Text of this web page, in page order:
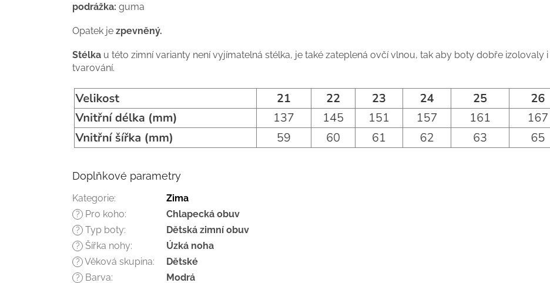
podrážka: guma
Opatek je zpevněný.
Stélka u této zimní varianty není vyjímatelná stélka, je také zateplená ovčí vlnou, tak aby boty dobře izolovaly
tvarování.
Doplňkové parametry
Kategorie: Zima
? Pro koho: Chlapecká obuv
? Typ boty: Dětská zimní obuv
? Šířka nohy: Úzká noha
? Věková skupina: Dětské
? Barva: Modrá